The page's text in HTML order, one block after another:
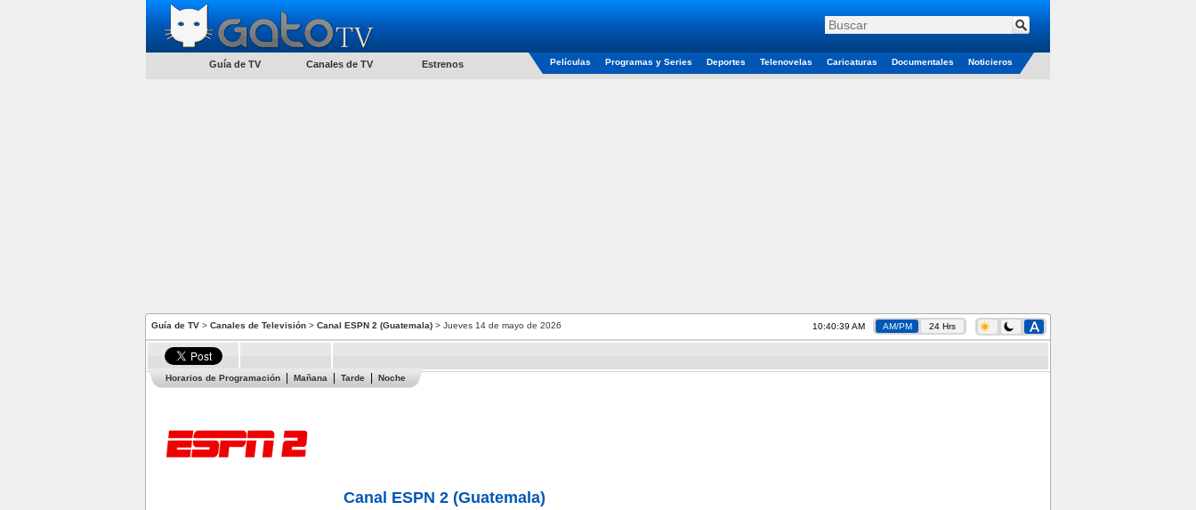
Guía de TV Canales de TV Estrenos Películas Programas y Series Deportes Telenovelas Caricaturas Documentales Noticieros
Guía de TV > Canales de Televisión > Canal ESPN 2 (Guatemala) > Jueves 14 de mayo de 2026 10:40:39 AM AM/PM 24 Hrs
Horarios de Programación Mañana Tarde Noche
Canal ESPN 2 (Guatemala)